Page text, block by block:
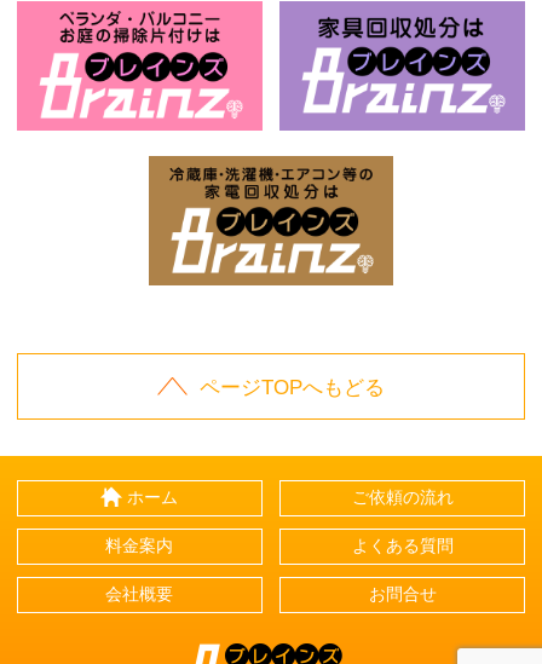
ページTOPへもどる
ホーム ご依頼の流れ
料金案内 よくある質問
会社概要 お問合せ